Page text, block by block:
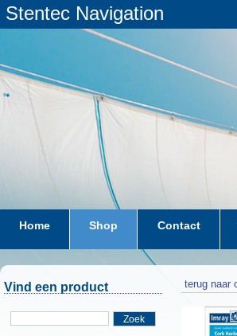
Stentec Navigation
Home Shop Contact
Vind een product
Zoek
terug naar